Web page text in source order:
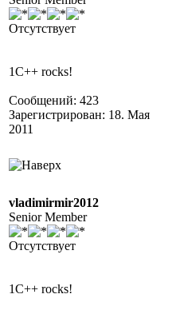
Отсутствует
1C++ rocks!
Сообщений: 423
Зарегистрирован: 18. Мая
2011
vladimirmir2012
Senior Member
Отсутствует
1C++ rocks!